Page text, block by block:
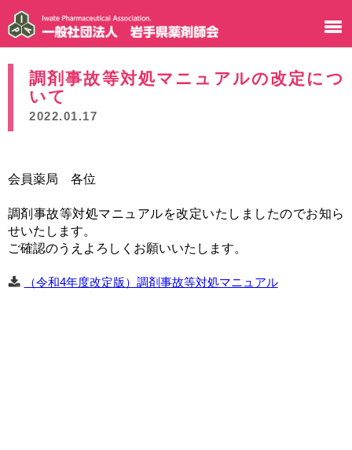
調剤事故等対処マニュアルの改定につ
いて
2022.01.17
会員薬局 各位
調剤事故等対処マニュアルを改定いたしましたのでお知ら
せいたします。
ご確認のうえよろしくお願いいたします。
（令和4年度改定版）調剤事故等対処マニュアル